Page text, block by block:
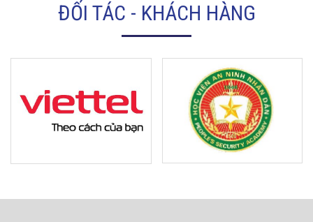
ĐỐI TÁC - KHÁCH HÀNG